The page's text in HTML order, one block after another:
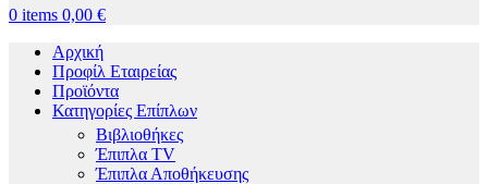
0 items 0,00 €
Αρχική
Προφίλ Εταιρείας
Προϊόντα
Κατηγορίες Επίπλων
Βιβλιοθήκες
Έπιπλα TV
Έπιπλα Αποθήκευσης